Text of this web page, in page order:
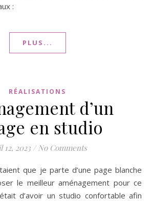
:
PLUS...
RÉALISATIONS
d’un
en studio
12, 2023 / No Comments
le meilleur aménagement pour ce
d’avoir un studio confortable afin